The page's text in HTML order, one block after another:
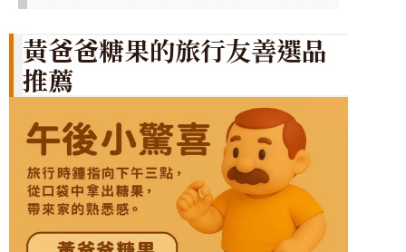
黃爸爸糖果的旅行友善選品
推薦